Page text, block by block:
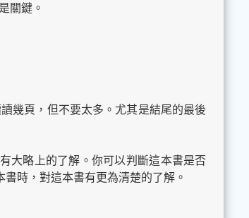
關鍵。
幾頁，但不要太多。尤其是結尾的最後
大略上的了解。你可以判斷這本書是否
時，對這本書有更為清楚的了解。